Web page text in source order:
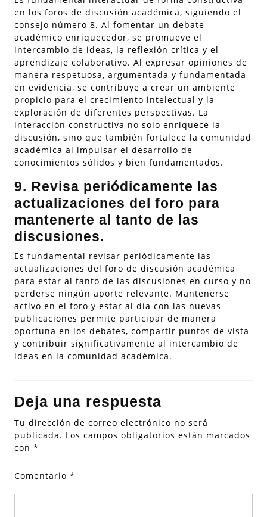
en los foros de discusión académica, siguiendo el
consejo número 8. Al fomentar un debate
académico enriquecedor, se promueve el
intercambio de ideas, la reflexión crítica y el
aprendizaje colaborativo. Al expresar opiniones de
manera respetuosa, argumentada y fundamentada
en evidencia, se contribuye a crear un ambiente
propicio para el crecimiento intelectual y la
exploración de diferentes perspectivas. La
interacción constructiva no solo enriquece la
discusión, sino que también fortalece la comunidad
académica al impulsar el desarrollo de
conocimientos sólidos y bien fundamentados.
9. Revisa periódicamente las
actualizaciones del foro para
mantenerte al tanto de las
discusiones.
Es fundamental revisar periódicamente las
actualizaciones del foro de discusión académica
para estar al tanto de las discusiones en curso y no
perderse ningún aporte relevante. Mantenerse
activo en el foro y estar al día con las nuevas
publicaciones permite participar de manera
oportuna en los debates, compartir puntos de vista
y contribuir significativamente al intercambio de
ideas en la comunidad académica.
Deja una respuesta
Tu dirección de correo electrónico no será
publicada. Los campos obligatorios están marcados
con *
Comentario *